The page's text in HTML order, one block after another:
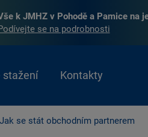
k JMHZ v Pohodě a Pamice na
se na podrobnosti
stažení Kontakty
Jak se stát obchodním partnerem